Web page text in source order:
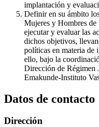
implantación y
Definir en su ámbito
Mujeres y Hombres de
ejecutar y evaluar las
dichos objetivos,
políticas en materia de
ello, bajo la
Dirección de Régimen
Emakunde-Instituto
Datos de contacto
Dirección